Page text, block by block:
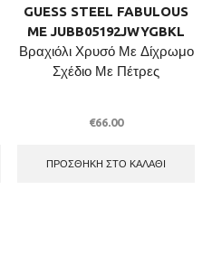
GUESS STEEL FABULOUS
ME JUBB05192JWYGBKL
Βραχιόλι Χρυσό Με Δίχρωμο
Σχέδιο Με Πέτρες
€66.00
ΠΡΟΣΘΉΚΗ ΣΤΟ ΚΑΛΆΘΙ